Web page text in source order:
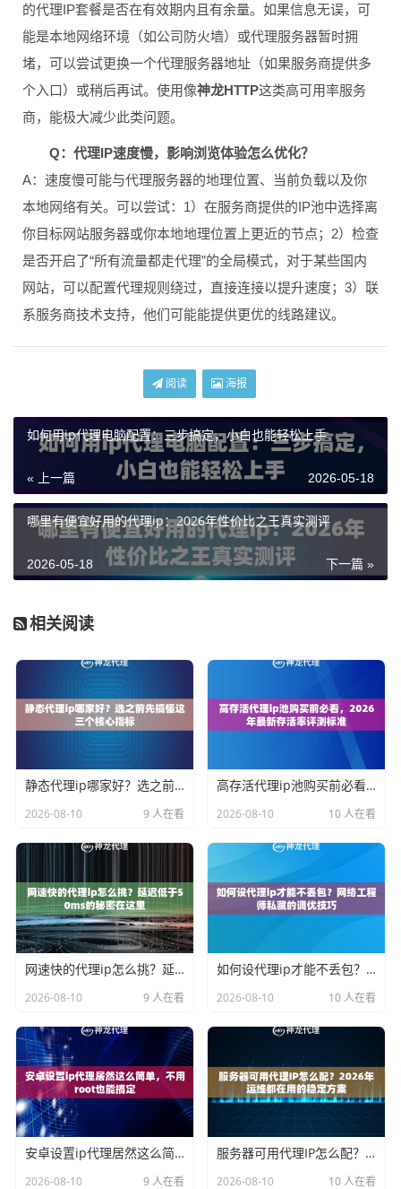
的代理IP套餐是否在有效期内且有余量。如果信息无误，可
能是本地网络环境（如公司防火墙）或代理服务器暂时拥
堵，可以尝试更换一个代理服务器地址（如果服务商提供多
个入口）或稍后再试。使用像神龙HTTP这类高可用率服务
商，能极大减少此类问题。
Q：代理IP速度慢，影响浏览体验怎么优化？
A：速度慢可能与代理服务器的地理位置、当前负载以及你
本地网络有关。可以尝试：1）在服务商提供的IP池中选择离
你目标网站服务器或你本地地理位置上更近的节点；2）检查
是否开启了“所有流量都走代理”的全局模式，对于某些国内
网站，可以配置代理规则绕过，直接连接以提升速度；3）联
系服务商技术支持，他们可能能提供更优的线路建议。
阅读 海报
如何用ip代理电脑配置：三步搞定，小白也能轻松上手
« 上一篇 2026-05-18
哪里有便宜好用的代理ip：2026年性价比之王真实测评
下一篇 »
2026-05-18
相关阅读
静态代理ip哪家好？选之前先搞懂这三个核心指标
2026-08-10 9 人在看
高存活代理ip池购买前必看，2026年最新存活率评测标准
2026-08-10 10 人在看
网速快的代理ip怎么挑？延迟低于50ms的秘密在这里
2026-08-10 9 人在看
如何设代理ip才能不丢包？网络工程师私藏的调优技巧
2026-08-10 10 人在看
安卓设置ip代理居然这么简单，不用root也能搞定
2026-08-10 9 人在看
服务器可用代理IP怎么配？2026年运维都在用的稳定方案
2026-08-10 10 人在看